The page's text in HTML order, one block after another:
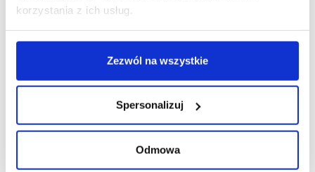
korzystania z ich usług.
Zezwól na wszystkie
Spersonalizuj
Odmowa
zwrócić?
zamówienie?
Czy mata jest wodoodporna?
Czy matę można prać?